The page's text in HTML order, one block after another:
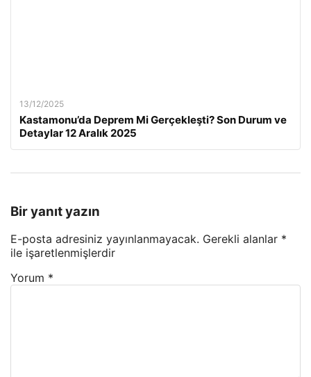
13/12/2025
Kastamonu’da Deprem Mi Gerçekleşti? Son Durum ve
Detaylar 12 Aralık 2025
Bir yanıt yazın
E-posta adresiniz yayınlanmayacak. Gerekli alanlar *
ile işaretlenmişlerdir
Yorum *